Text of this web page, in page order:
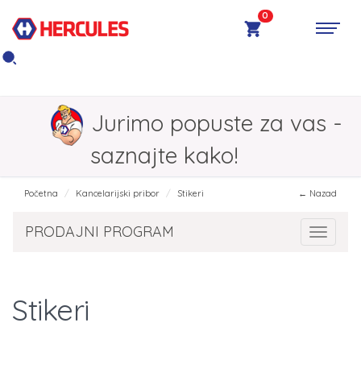
0
Jurimo popuste za vas -
saznajte kako!
Početna Kancelarijski pribor Stikeri ← Nazad
Toggle
PRODAJNI PROGRAM
Stikeri